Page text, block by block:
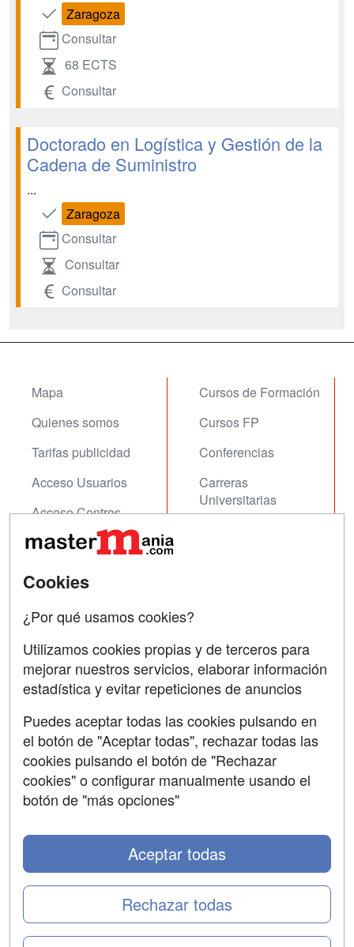
Zaragoza
Consultar
68 ECTS
Consultar
Doctorado en Logística y Gestión de la
Cadena de Suministro
...
Zaragoza
Consultar
Consultar
Consultar
Mapa
Quienes somos
Tarifas publicidad
Acceso Usuarios
Acceso Centros
Cursos de Formación
Cursos FP
Conferencias
Carreras
Universitarias
Contactar
Copyleft
Grupo formazion:
Copyright 2000-2026 Formazion Web, S.L. - Calle
Cookies
¿Por qué usamos cookies?
Utilizamos cookies propias y de terceros para
mejorar nuestros servicios, elaborar información
estadística y evitar repeticiones de anuncios
Puedes aceptar todas las cookies pulsando en
el botón de "Aceptar todas", rechazar todas las
cookies pulsando el botón de "Rechazar
cookies" o configurar manualmente usando el
botón de "más opciones"
Rechazar todas
Aceptar todas